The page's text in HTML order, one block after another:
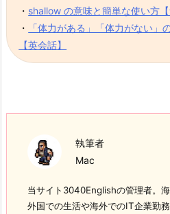
・ shallow の意味と簡単な使い方【
・
「体力がある」「体力がない」
【英会話】
執筆者
Mac
当サイト3040Englishの管理者。
外国での生活や海外でのIT企業勤